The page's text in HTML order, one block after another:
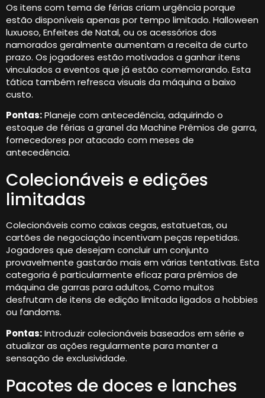
Os itens com tema de férias criam urgência porque
estão disponíveis apenas por tempo limitado. Halloween
luxuoso, Enfeites de Natal, ou os acessórios dos
namorados geralmente aumentam a receita de curto
prazo. Os jogadores estão motivados a ganhar itens
vinculados a eventos que já estão comemorando. Esta
tática também refresca visuais da máquina a baixo
custo.
Pontas:Planeje com antecedência, adquirindo o
estoque de férias a granel da Machine Prêmios de garra,
fornecedores por atacado com meses de
antecedência.
Colecionáveis ​​e edições
limitadas
Colecionáveis ​​como caixas cegas, estatuetas, ou
cartões de negociação incentivam peças repetidas.
Jogadores que desejam concluir um conjunto
provavelmente gastarão mais em várias tentativas. Esta
categoria é particularmente eficaz para prêmios de
máquina de garras para adultos, Como muitos
desfrutam de itens de edição limitada ligados a hobbies
ou fandoms.
Pontas:Introduzir colecionáveis ​​baseados em série e
atualizar as ações regularmente para manter a
sensação de exclusividade.
Pacotes de doces e lanches